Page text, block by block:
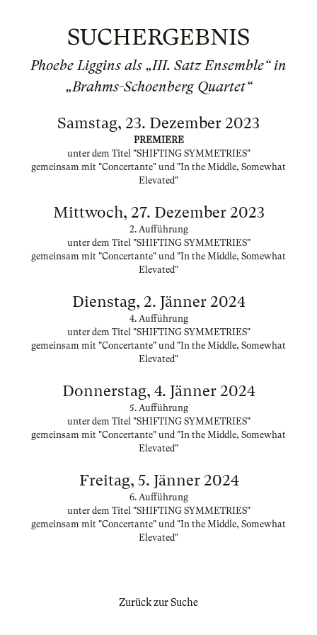
SUCHERGEBNIS
Phoebe Liggins als „III. Satz Ensemble“ in
„Brahms-Schoenberg Quartet“
Samstag, 23. Dezember 2023
PREMIERE
unter dem Titel "SHIFTING SYMMETRIES"
gemeinsam mit "Concertante" und "In the Middle, Somewhat
Elevated"
Mittwoch, 27. Dezember 2023
2. Aufführung
unter dem Titel "SHIFTING SYMMETRIES"
gemeinsam mit "Concertante" und "In the Middle, Somewhat
Elevated"
Dienstag, 2. Jänner 2024
4. Aufführung
unter dem Titel "SHIFTING SYMMETRIES"
gemeinsam mit "Concertante" und "In the Middle, Somewhat
Elevated"
Donnerstag, 4. Jänner 2024
5. Aufführung
unter dem Titel "SHIFTING SYMMETRIES"
gemeinsam mit "Concertante" und "In the Middle, Somewhat
Elevated"
Freitag, 5. Jänner 2024
6. Aufführung
unter dem Titel "SHIFTING SYMMETRIES"
gemeinsam mit "Concertante" und "In the Middle, Somewhat
Elevated"
Zurück zur Suche